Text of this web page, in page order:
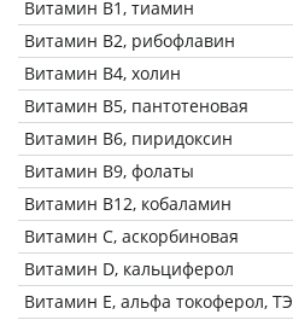
Витамин В1, тиамин
Витамин В2, рибофлавин
Витамин В4, холин
Витамин В5, пантотеновая
Витамин В6, пиридоксин
Витамин В9, фолаты
Витамин В12, кобаламин
Витамин C, аскорбиновая
Витамин D, кальциферол
Витамин Е, альфа токоферол, ТЭ